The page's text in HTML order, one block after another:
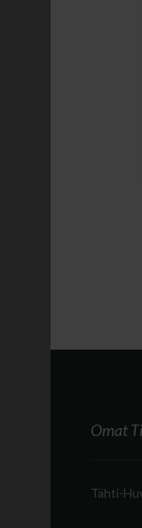
Omat
Tähti-